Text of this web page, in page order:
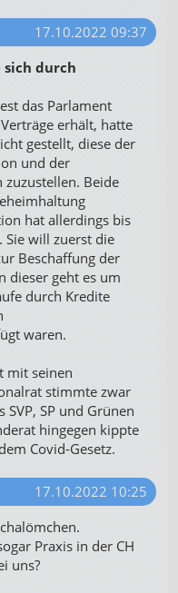
17.10.2022 09:37
sich durch
das Parlament
erhält, hatte
gestellt, diese der
und der
zuzustellen. Beide
hat allerdings bis
Sie will zuerst die
Beschaffung der
dieser geht es um
durch Kredite
waren.
mit seinen
stimmte zwar
SP und Grünen
hingegen kippte
Covid-Gesetz.
17.10.2022 10:25
Praxis in der CH
uns?